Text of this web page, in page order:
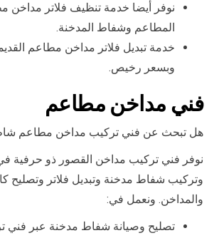
نوفر أيضا خدمة تنظيف فلاتر مداخن
المطاعم وشفاط المدخنة.
خدمة تبديل فلاتر مداخن مطاعم
وبسعر رخيص.
فني مداخن مطاعم
هل تبحث عن فني تركيب مداخن مطاعم
نوفر فني تركيب مداخن القصور ذو حرفية
وتركيب شفاط مدخنة وتبديل فلاتر وتصليح
والمداخن. ونعمل في:
تصليح وصيانة شفاط مدخنة عبر فني